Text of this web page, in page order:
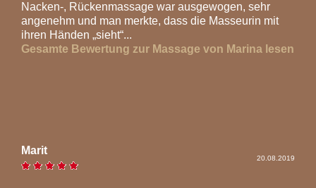
Nacken-, Rückenmassage war ausgewogen, sehr
angenehm und man merkte, dass die Masseurin mit
ihren Händen „sieht“...
Gesamte Bewertung zur Massage von Marina lesen
Marit
20.08.2019